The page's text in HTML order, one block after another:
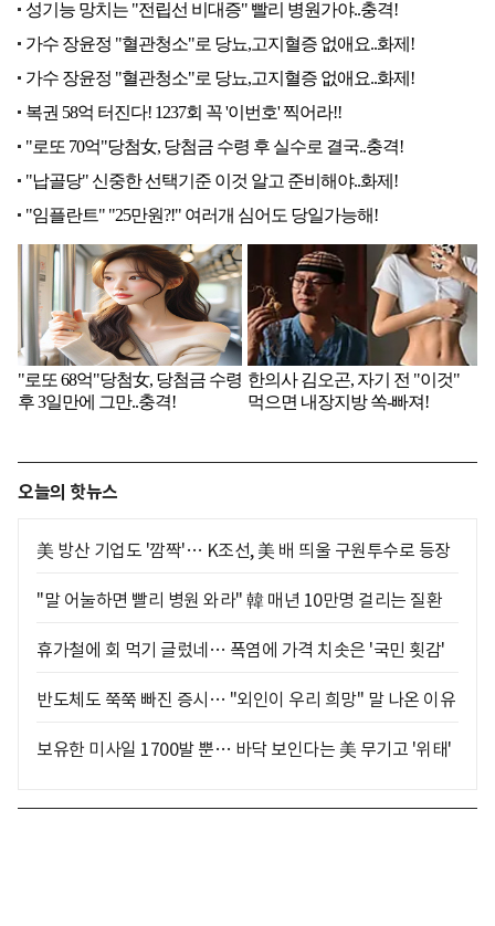
오늘의 핫뉴스
美 방산 기업도 '깜짝'… K조선, 美 배 띄울 구원투수로 등장
"말 어눌하면 빨리 병원 와라" 韓 매년 10만명 걸리는 질환
휴가철에 회 먹기 글렀네… 폭염에 가격 치솟은 '국민 횟감'
반도체도 쭉쭉 빠진 증시… "외인이 우리 희망" 말 나온 이유
보유한 미사일 1700발 뿐… 바닥 보인다는 美 무기고 '위태'